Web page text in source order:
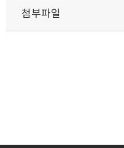
첨부파일